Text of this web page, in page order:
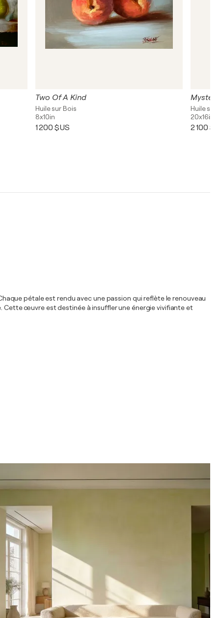
Two Of A Kind
Huile sur Bois
8x10in
1 200 $US
Huile sur
20x16in
2 100
pétale est rendu avec une passion qui reflète le renouveau
Cette œuvre est destinée à insuffler une énergie vivifiante et